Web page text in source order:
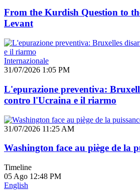
From the Kurdish Question to
Levant
Internazionale
31/07/2026 1:05 PM
L'epurazione preventiva:
contro l'Ucraina e il riarmo
31/07/2026 11:25 AM
Washington face au piège de la
Timeline
05 Ago 12:48 PM
English